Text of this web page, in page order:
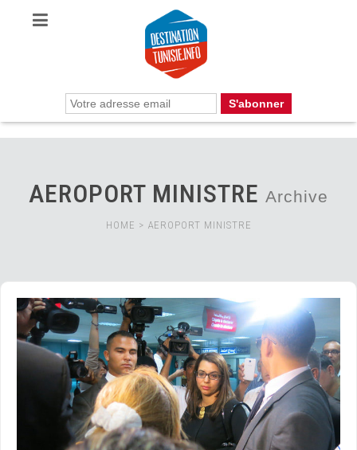
AEROPORT MINISTRE Archive
HOME > AEROPORT MINISTRE